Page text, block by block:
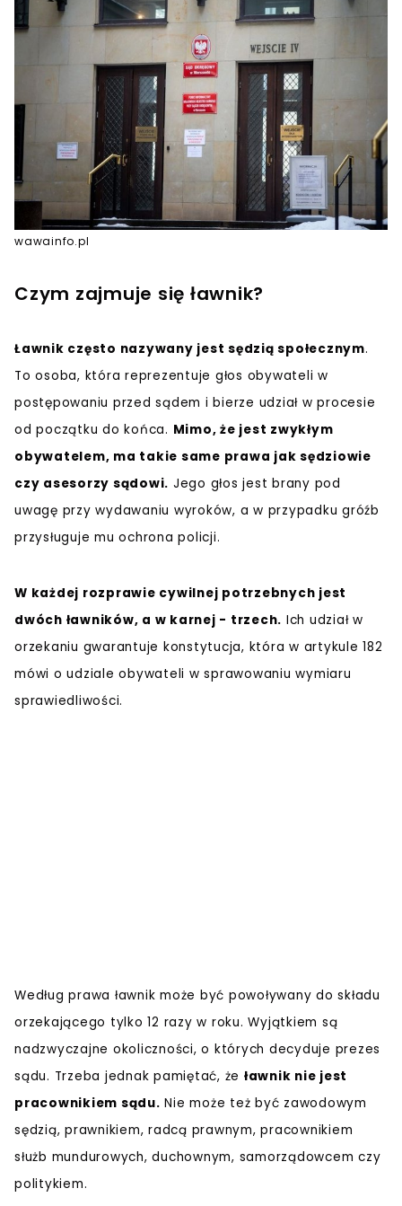
wawainfo.pl
Czym zajmuje się ławnik?
Ławnik często nazywany jest sędzią społecznym.
To osoba, która reprezentuje głos obywateli w
postępowaniu przed sądem i bierze udział w procesie
od początku do końca. Mimo, że jest zwykłym
obywatelem, ma takie same prawa jak sędziowie
czy asesorzy sądowi. Jego głos jest brany pod
uwagę przy wydawaniu wyroków, a w przypadku gróźb
przysługuje mu ochrona policji.
W każdej rozprawie cywilnej potrzebnych jest
dwóch ławników, a w karnej - trzech. Ich udział w
orzekaniu gwarantuje konstytucja, która w artykule 182
mówi o udziale obywateli w sprawowaniu wymiaru
sprawiedliwości.
Według prawa ławnik może być powoływany do składu
orzekającego tylko 12 razy w roku. Wyjątkiem są
nadzwyczajne okoliczności, o których decyduje prezes
sądu. Trzeba jednak pamiętać, że ławnik nie jest
pracownikiem sądu. Nie może też być zawodowym
sędzią, prawnikiem, radcą prawnym, pracownikiem
służb mundurowych, duchownym, samorządowcem czy
politykiem.